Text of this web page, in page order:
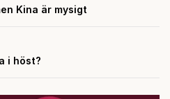
Kina är mysigt
i höst?